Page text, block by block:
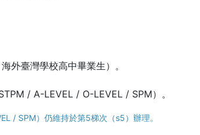
外臺灣學校高中畢業生）。
/ A-LEVEL / O-LEVEL / SPM）。
/ SPM）仍維持於第5梯次（s5）辦理。